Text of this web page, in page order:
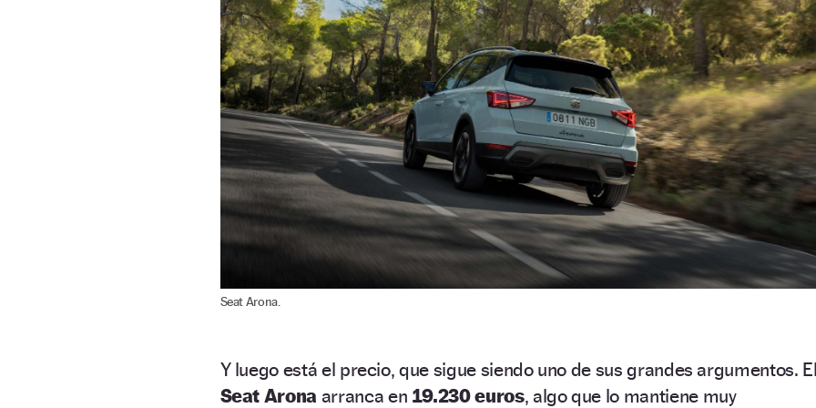
Seat Arona.
Y luego está el precio, que sigue siendo uno de sus grandes argumentos.
Seat Arona arranca en 19.230 euros, algo que lo mantiene muy